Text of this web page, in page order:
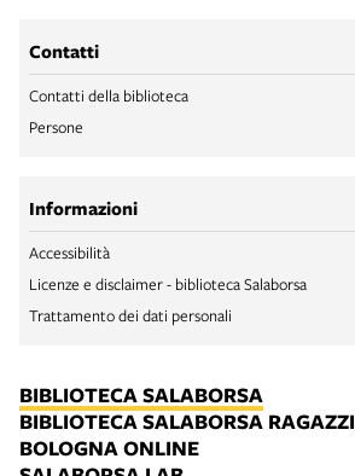
Contatti
Contatti della biblioteca
Persone
Informazioni
Accessibilità
Licenze e disclaimer - biblioteca Salaborsa
Trattamento dei dati personali
BIBLIOTECA SALABORSA
BIBLIOTECA SALABORSA RAGAZZI
BOLOGNA ONLINE